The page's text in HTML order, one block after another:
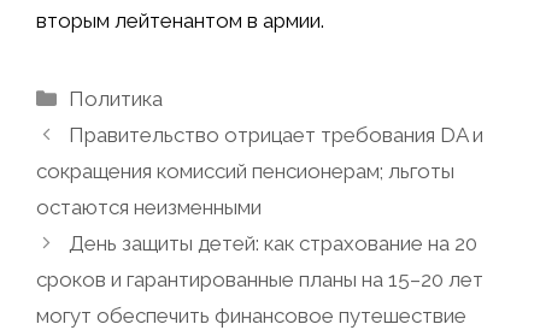
вторым лейтенантом в армии.
Рубрики
Политика
Правительство отрицает требования DA и
сокращения комиссий пенсионерам; льготы
остаются неизменными
День защиты детей: как страхование на 20
сроков и гарантированные планы на 15–20 лет
могут обеспечить финансовое путешествие